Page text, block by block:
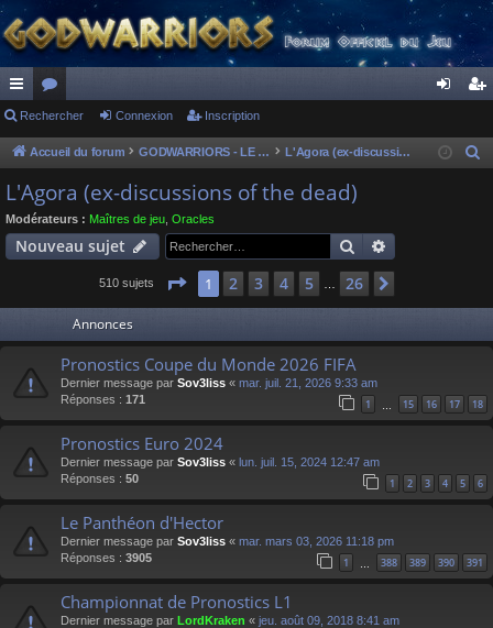
ac
co
ur
ci
or
u
s
ne cri
Rechercher Connexion Inscription
Accueil du forum GODWARRIORS - LE JEU L'Agora (ex-discussions of the dead)
e
L'Agora (ex-discussions of the dead)
Modérateurs : Maîtres de jeu Oracles
Nouveau sujet Rechercher
510 sujets Page 1sur 26
1 2 3 4 5 26
Annonces
Pronostics Coupe du Monde 2026 FIFA
Dernier message par Sov3liss « mar. juil. 21, 2026 9:33 am
Réponses : 171 1 15 16 17 18
Pronostics Euro 2024
Dernier message par Sov3liss « lun. juil. 15, 2024 12:47 am
Réponses : 50 1 2 3 4 5 6
Le Panthéon d'Hector
Dernier message par Sov3liss « mar. mars 03, 2026 11:18 pm
Réponses : 3905 1 388 389 390 391
Championnat de Pronostics L1
Dernier message par LordKraken « jeu. août 09, 2018 8:41 am